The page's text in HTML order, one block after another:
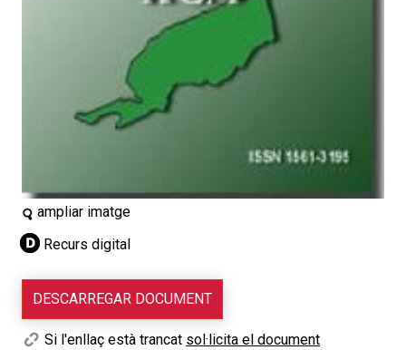
ampliar imatge
Recurs digital
DESCARREGAR DOCUMENT
Si l'enllaç està trancat sol·licita el document